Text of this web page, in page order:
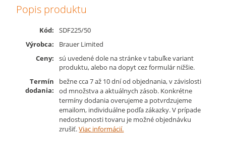
Popis produktu
Kód:
SDF225/50
Výrobca:
Brauer Limited
Ceny:
sú uvedené dole na stránke v tabuľke variant
produktu, alebo na dopyt cez formulár nižšie.
Termín
dodania:
bežne cca 7 až 10 dní od objednania, v závislosti
od množstva a aktuálnych zásob. Konkrétne
termíny dodania overujeme a potvrdzujeme
emailom, individuálne podľa zákazky. V prípade
nedostupnosti tovaru je možné objednávku
zrušiť.Viac informácií.